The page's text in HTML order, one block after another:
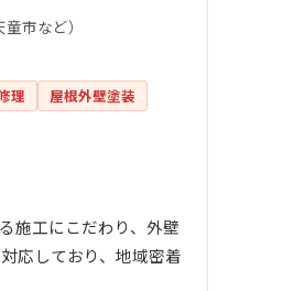
市など）
理 屋根外壁塗装
施工にこだわり、外壁
応しており、地域密着